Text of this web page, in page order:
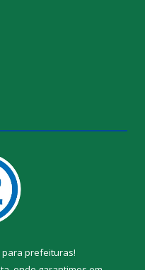
para prefeituras!